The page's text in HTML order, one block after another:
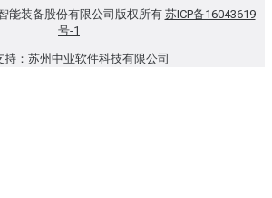
能装备股份有限公司版权所有 苏ICP备16043619
号-1
持：苏州中业软件科技有限公司